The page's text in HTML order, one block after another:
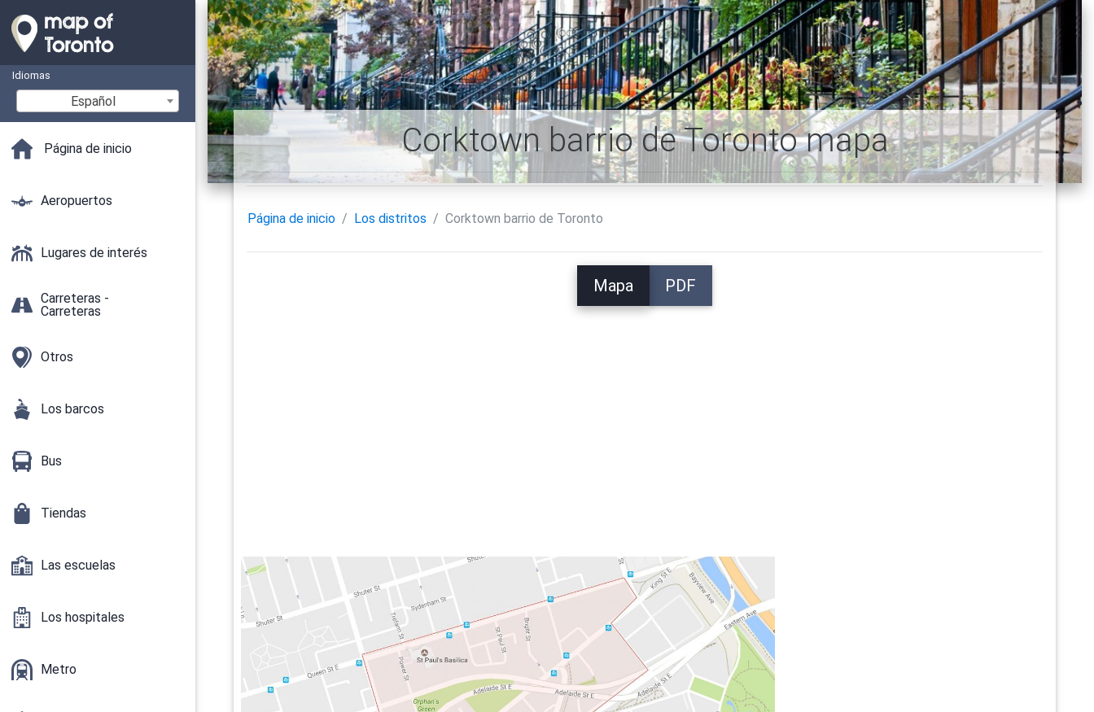
Idiomas
Español
Página de inicio
Aeropuertos
Lugares de interés
Carreteras -
Carreteras
Otros
Los barcos
Bus
Tiendas
Las escuelas
Los hospitales
Metro
Corktown barrio de Toronto mapa
Página de inicio Los distritos Corktown barrio de Toronto
Mapa PDF